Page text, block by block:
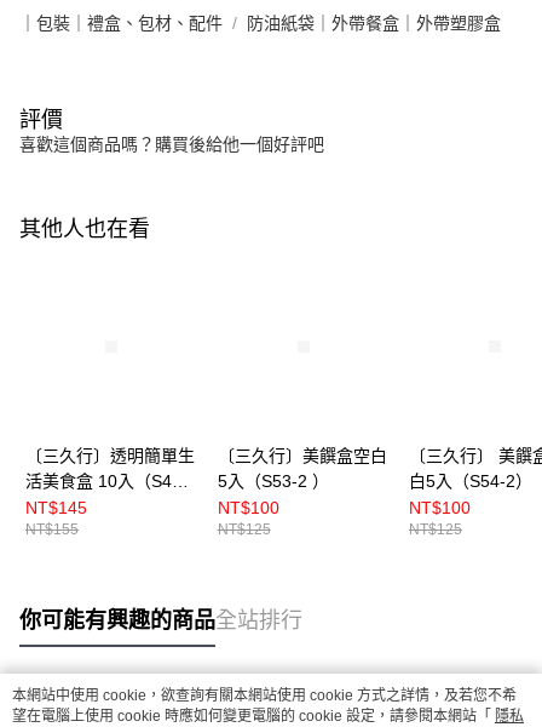
｜包裝｜禮盒、包材、配件 防油紙袋｜外帶餐盒｜外帶塑膠盒
評價
喜歡這個商品嗎？購買後給他一個好評吧
其他人也在看
〔三久行〕透明簡單生
活美食盒 10入（S44-3
）
NT$145
NT$155
〔三久行〕美饌盒空白
5入（S53-2 ）
NT$100
NT$125
〔三久行〕 美饌
白5入（S54-2）
NT$100
NT$125
你可能有興趣的商品全站排行
熱門標籤
本網站中使用 cookie，欲查詢有關本網站使用 cookie 方式之詳情，及若您不希
望在電腦上使用 cookie 時應如何變更電腦的 cookie 設定，請參閱本網站「 隱私